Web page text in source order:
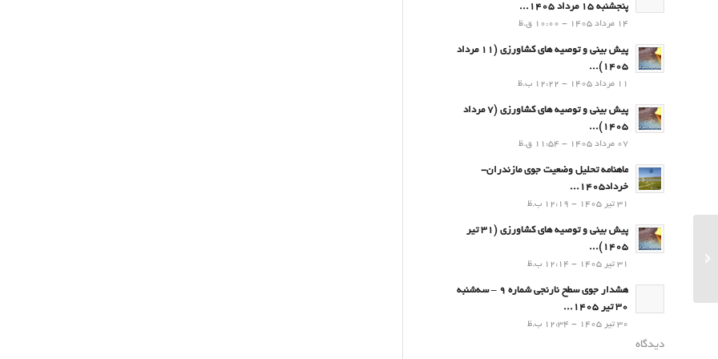
پنجشنبه 15 مرداد 1405...
14 مرداد 1405 - 10:00 ق.ظ
پیش بینی و توصیه های کشاورزی (11 مرداد
۱۴۰۵)...
11 مرداد 1405 - 12:22 ب.ظ
پیش بینی و توصیه های کشاورزی (7 مرداد
۱۴۰۵)...
07 مرداد 1405 - 11:54 ق.ظ
ماهنامه تحلیل وضعیت جوی مازندران-
خرداد1405...
31 تیر 1405 - 12:19 ب.ظ
پیش بینی و توصیه های کشاورزی (31 تیر
۱۴۰۵)...
31 تیر 1405 - 12:14 ب.ظ
هشدار جوی سطح نارنجی شماره 9 – سه‌شنبه
30 تیر 1405...
30 تیر 1405 - 12:34 ب.ظ
دیدگاه